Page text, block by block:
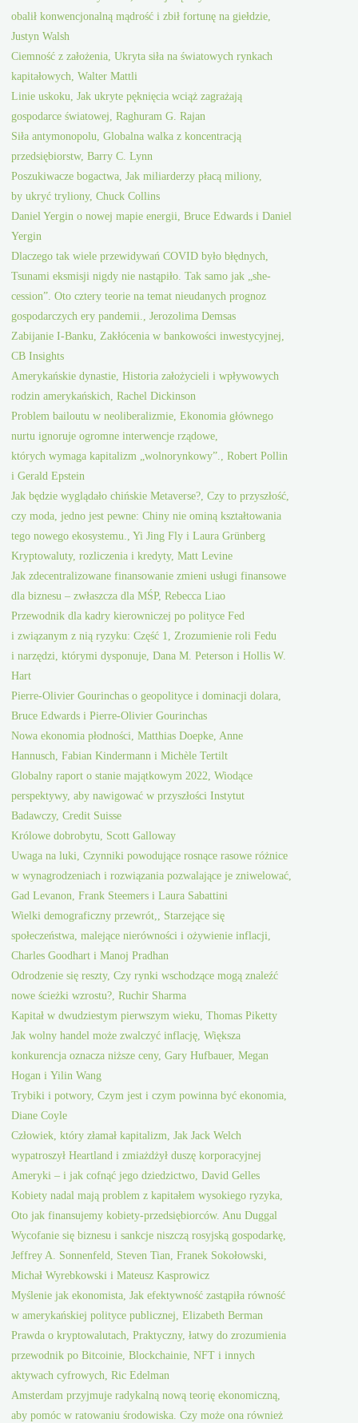
obalił konwencjonalną mądrość i zbił fortunę na giełdzie,
Justyn Walsh
Ciemność z założenia, Ukryta siła na światowych rynkach
kapitałowych, Walter Mattli
Linie uskoku, Jak ukryte pęknięcia wciąż zagrażają
gospodarce światowej, Raghuram G. Rajan
Siła antymonopolu, Globalna walka z koncentracją
przedsiębiorstw, Barry C. Lynn
Poszukiwacze bogactwa, Jak miliarderzy płacą miliony,
by ukryć tryliony, Chuck Collins
Daniel Yergin o nowej mapie energii, Bruce Edwards i Daniel
Yergin
Dlaczego tak wiele przewidywań COVID było błędnych,
Tsunami eksmisji nigdy nie nastąpiło. Tak samo jak „she-
cession”. Oto cztery teorie na temat nieudanych prognoz
gospodarczych ery pandemii., Jerozolima Demsas
Zabijanie I-Banku, Zakłócenia w bankowości inwestycyjnej,
CB Insights
Amerykańskie dynastie, Historia założycieli i wpływowych
rodzin amerykańskich, Rachel Dickinson
Problem bailoutu w neoliberalizmie, Ekonomia głównego
nurtu ignoruje ogromne interwencje rządowe,
których wymaga kapitalizm „wolnorynkowy”., Robert Pollin
i Gerald Epstein
Jak będzie wyglądało chińskie Metaverse?, Czy to przyszłość,
czy moda, jedno jest pewne: Chiny nie ominą kształtowania
tego nowego ekosystemu., Yi Jing Fly i Laura Grünberg
Kryptowaluty, rozliczenia i kredyty, Matt Levine
Jak zdecentralizowane finansowanie zmieni usługi finansowe
dla biznesu – zwłaszcza dla MŚP, Rebecca Liao
Przewodnik dla kadry kierowniczej po polityce Fed
i związanym z nią ryzyku: Część 1, Zrozumienie roli Fedu
i narzędzi, którymi dysponuje, Dana M. Peterson i Hollis W.
Hart
Pierre-Olivier Gourinchas o geopolityce i dominacji dolara,
Bruce Edwards i Pierre-Olivier Gourinchas
Nowa ekonomia płodności, Matthias Doepke, Anne
Hannusch, Fabian Kindermann i Michèle Tertilt
Globalny raport o stanie majątkowym 2022, Wiodące
perspektywy, aby nawigować w przyszłości Instytut
Badawczy, Credit Suisse
Królowe dobrobytu, Scott Galloway
Uwaga na luki, Czynniki powodujące rosnące rasowe różnice
w wynagrodzeniach i rozwiązania pozwalające je zniwelować,
Gad Levanon, Frank Steemers i Laura Sabattini
Wielki demograficzny przewrót,, Starzejące się
społeczeństwa, malejące nierówności i ożywienie inflacji,
Charles Goodhart i Manoj Pradhan
Odrodzenie się reszty, Czy rynki wschodzące mogą znaleźć
nowe ścieżki wzrostu?, Ruchir Sharma
Kapitał w dwudziestym pierwszym wieku, Thomas Piketty
Jak wolny handel może zwalczyć inflację, Większa
konkurencja oznacza niższe ceny, Gary Hufbauer, Megan
Hogan i Yilin Wang
Trybiki i potwory, Czym jest i czym powinna być ekonomia,
Diane Coyle
Człowiek, który złamał kapitalizm, Jak Jack Welch
wypatroszył Heartland i zmiażdżył duszę korporacyjnej
Ameryki – i jak cofnąć jego dziedzictwo, David Gelles
Kobiety nadal mają problem z kapitałem wysokiego ryzyka,
Oto jak finansujemy kobiety-przedsiębiorców. Anu Duggal
Wycofanie się biznesu i sankcje niszczą rosyjską gospodarkę,
Jeffrey A. Sonnenfeld, Steven Tian, Franek Sokołowski,
Michał Wyrebkowski i Mateusz Kasprowicz
Myślenie jak ekonomista, Jak efektywność zastąpiła równość
w amerykańskiej polityce publicznej, Elizabeth Berman
Prawda o kryptowalutach, Praktyczny, łatwy do zrozumienia
przewodnik po Bitcoinie, Blockchainie, NFT i innych
aktywach cyfrowych, Ric Edelman
Amsterdam przyjmuje radykalną nową teorię ekonomiczną,
aby pomóc w ratowaniu środowiska. Czy może ona również